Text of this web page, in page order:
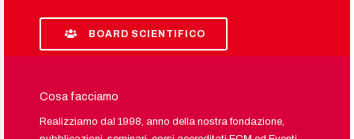
BOARD SCIENTIFICO
Cosa facciamo